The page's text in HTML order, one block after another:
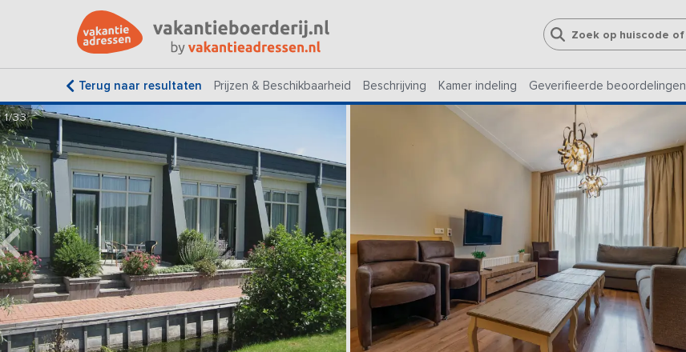
Terug naar resultaten Prijzen & Beschikbaarheid Beschrijving Kamer indeling Geverifieerde beoordelingen
1/33